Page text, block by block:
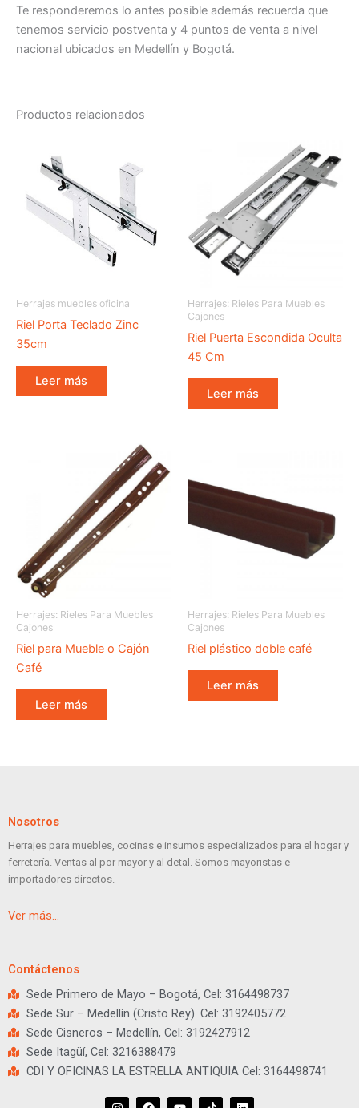
Te responderemos lo antes posible además recuerda que
tenemos servicio postventa y 4 puntos de venta a nivel
nacional ubicados en Medellín y Bogotá.
Productos relacionados
Herrajes muebles oficina
Riel Porta Teclado Zinc
35cm
Leer más
Herrajes: Rieles Para Muebles
Cajones
Riel Puerta Escondida Oculta
45 Cm
Leer más
Herrajes: Rieles Para Muebles
Cajones
Riel para Mueble o Cajón
Café
Leer más
Herrajes: Rieles Para Muebles
Cajones
Riel plástico doble café
Leer más
Nosotros
Herrajes para muebles, cocinas e insumos especializados para el hogar y
ferretería. Ventas al por mayor y al detal. Somos mayoristas e
importadores directos.
Ver más…
Contáctenos
Sede Primero de Mayo – Bogotá, Cel: 3164498737
Sede Sur – Medellín (Cristo Rey). Cel: 3192405772
Sede Cisneros – Medellín, Cel: 3192427912
Sede Itagüí, Cel: 3216388479
CDI Y OFICINAS LA ESTRELLA ANTIQUIA Cel: 3164498741
I F Y T L